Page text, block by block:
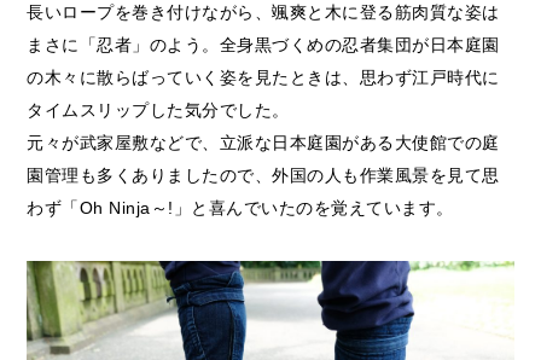
長いロープを巻き付けながら、颯爽と木に登る筋肉質な姿は
まさに「忍者」のよう。全身黒づくめの忍者集団が日本庭園
の木々に散らばっていく姿を見たときは、思わず江戸時代に
タイムスリップした気分でした。
元々が武家屋敷などで、立派な日本庭園がある大使館での庭
園管理も多くありましたので、外国の人も作業風景を見て思
わず「Oh Ninja～!」と喜んでいたのを覚えています。